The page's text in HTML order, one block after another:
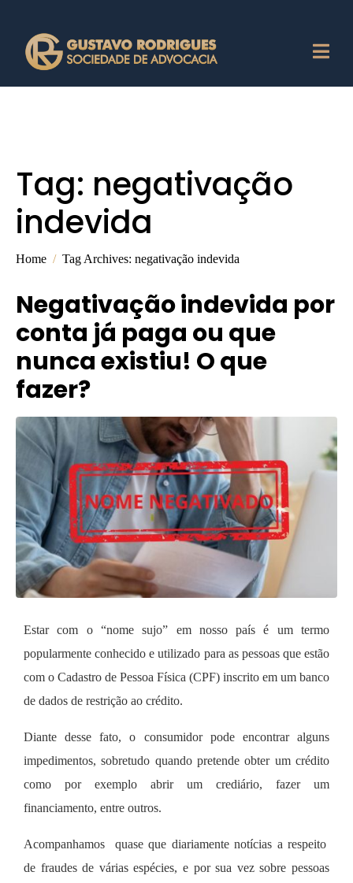
Tag: negativação
indevida
Home Tag Archives: negativação indevida
Negativação indevida por
conta já paga ou que
nunca existiu! O que
fazer?
Estar com o “nome sujo” em nosso país é um termo
popularmente conhecido e utilizado para as pessoas que estão
com o Cadastro de Pessoa Física (CPF) inscrito em um banco
de dados de restrição ao crédito.
Diante desse fato, o consumidor pode encontrar alguns
impedimentos, sobretudo quando pretende obter um crédito
como por exemplo abrir um crediário, fazer um
financiamento, entre outros.
Acompanhamos quase que diariamente notícias a respeito
de fraudes de várias espécies, e por sua vez sobre pessoas